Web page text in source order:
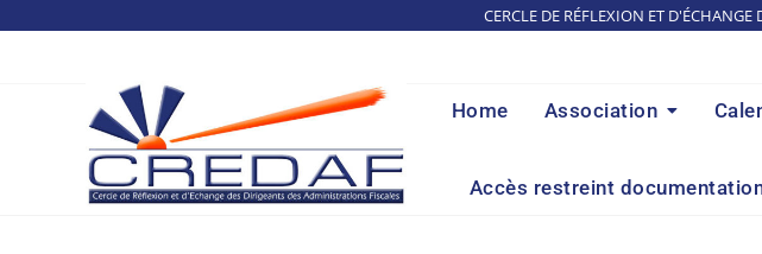
CERCLE DE RÉFLEXION ET
Home Association
Accès restreint